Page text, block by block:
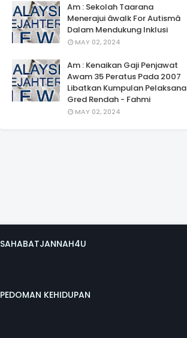
Am : Sekolah Taarana
Menerajui âwalk For Autismâ
Dalam Mendukung Inklusi
MAY 02, 2024
Am : Kenaikan Gaji Penjawat
Awam 35 Peratus Pada 2007
Libatkan Kumpulan Pelaksana
Gred Rendah - Fahmi
MAY 02, 2024
SAHABATJANNAH4U
PEDOMAN KEHIDUPAN